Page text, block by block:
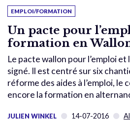
EMPLOI/FORMATION
Un pacte pour
formation en
Le pacte wallon pour l’emploi
signé. Il est centré sur six
réforme des aides à l’emploi, le
encore la formation en
JULIEN WINKEL 14-07-2016